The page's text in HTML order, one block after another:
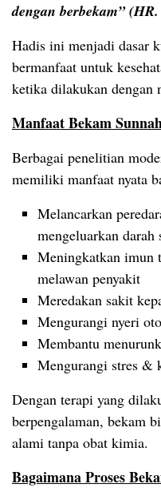
dengan berbekam”
Hadis ini menjadi dasar
bermanfaat untuk
ketika dilakukan dengan
Manfaat Bekam
Berbagai penelitian
memiliki manfaat nyata
Melancarkan
mengeluarkan darah
Meningkatkan imun
melawan penyakit
Meredakan sakit
Mengurangi nyeri
Membantu
Mengurangi stres &
Dengan terapi yang
berpengalaman, bekam
alami tanpa obat kimia.
Bagaimana Proses